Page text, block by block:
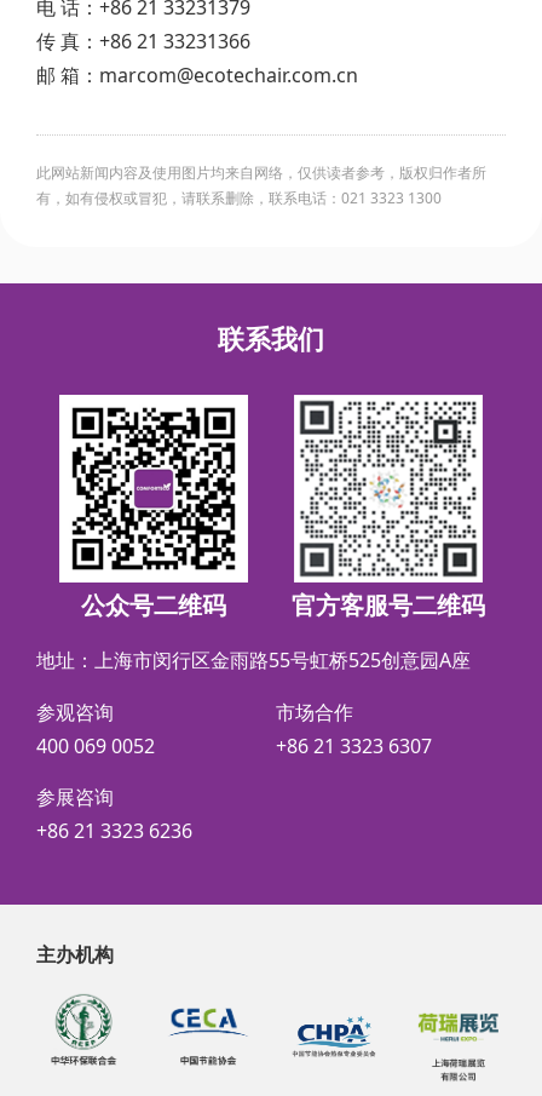
电 话：+86 21 33231379
传 真：+86 21 33231366
邮 箱：marcom@ecotechair.com.cn
此网站新闻内容及使用图片均来自网络，仅供读者参考，版权归作者所
有，如有侵权或冒犯，请联系删除，联系电话：021 3323 1300
联系我们
公众号二维码 官方客服号二维码
地址：上海市闵行区金雨路55号虹桥525创意园A座
参观咨询
400 069 0052
市场合作
+86 21 3323 6307
参展咨询
+86 21 3323 6236
主办机构